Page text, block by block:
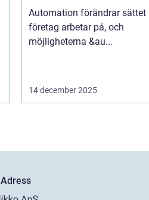
Automation förändrar sättet
företag arbetar på, och
möjligheterna &au...
14 december 2025
Adress